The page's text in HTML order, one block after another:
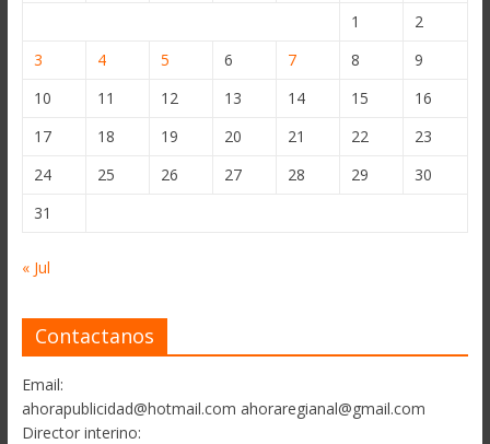
1
2
3
4 5 6 7 8
9
10
11 12 13 14 15
16
17
18 19 20 21 22
23
24
25 26 27 28 29
30
31
« Jul
Contactanos
Email:
ahorapublicidad@hotmail.com ahoraregianal@gmail.com
Director interino: